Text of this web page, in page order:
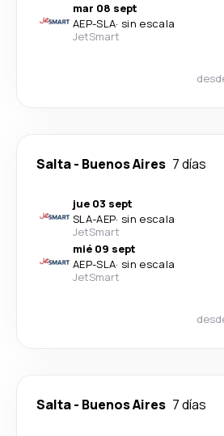
mar 08 sept
AEP-SLA· sin escala
JetSmart
Salta- Buenos Aires 7 días
jue 03 sept
SLA-AEP· sin escala
JetSmart
mié 09 sept
AEP-SLA· sin escala
JetSmart
Salta- Buenos Aires 7 días